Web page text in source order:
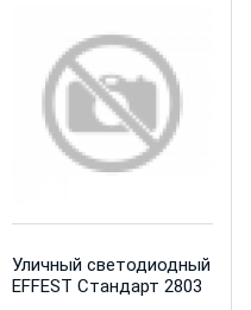
Уличный светодиодный
EFFEST Стандарт 2803